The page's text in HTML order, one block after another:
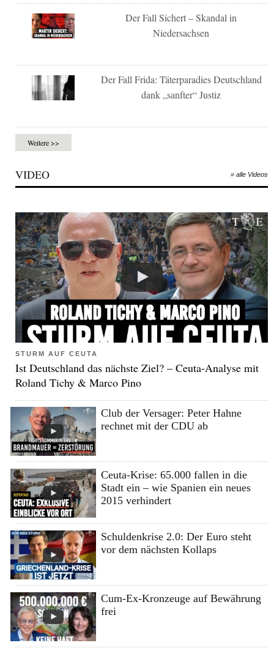
Der Fall Sichert – Skandal in
Niedersachsen
Der Fall Frida: Täterparadies Deutschland
dank „sanfter“ Justiz
Weitere >>
VIDEO » alle Videos
STURM AUF CEUTA
Ist Deutschland das nächste Ziel? – Ceuta-Analyse mit
Roland Tichy & Marco Pino
Club der Versager: Peter Hahne
rechnet mit der CDU ab
Ceuta-Krise: 65.000 fallen in die
Stadt ein – wie Spanien ein neues
2015 verhindert
Schuldenkrise 2.0: Der Euro steht
vor dem nächsten Kollaps
Cum-Ex-Kronzeuge auf Bewährung
frei